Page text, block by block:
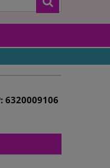
6320009106